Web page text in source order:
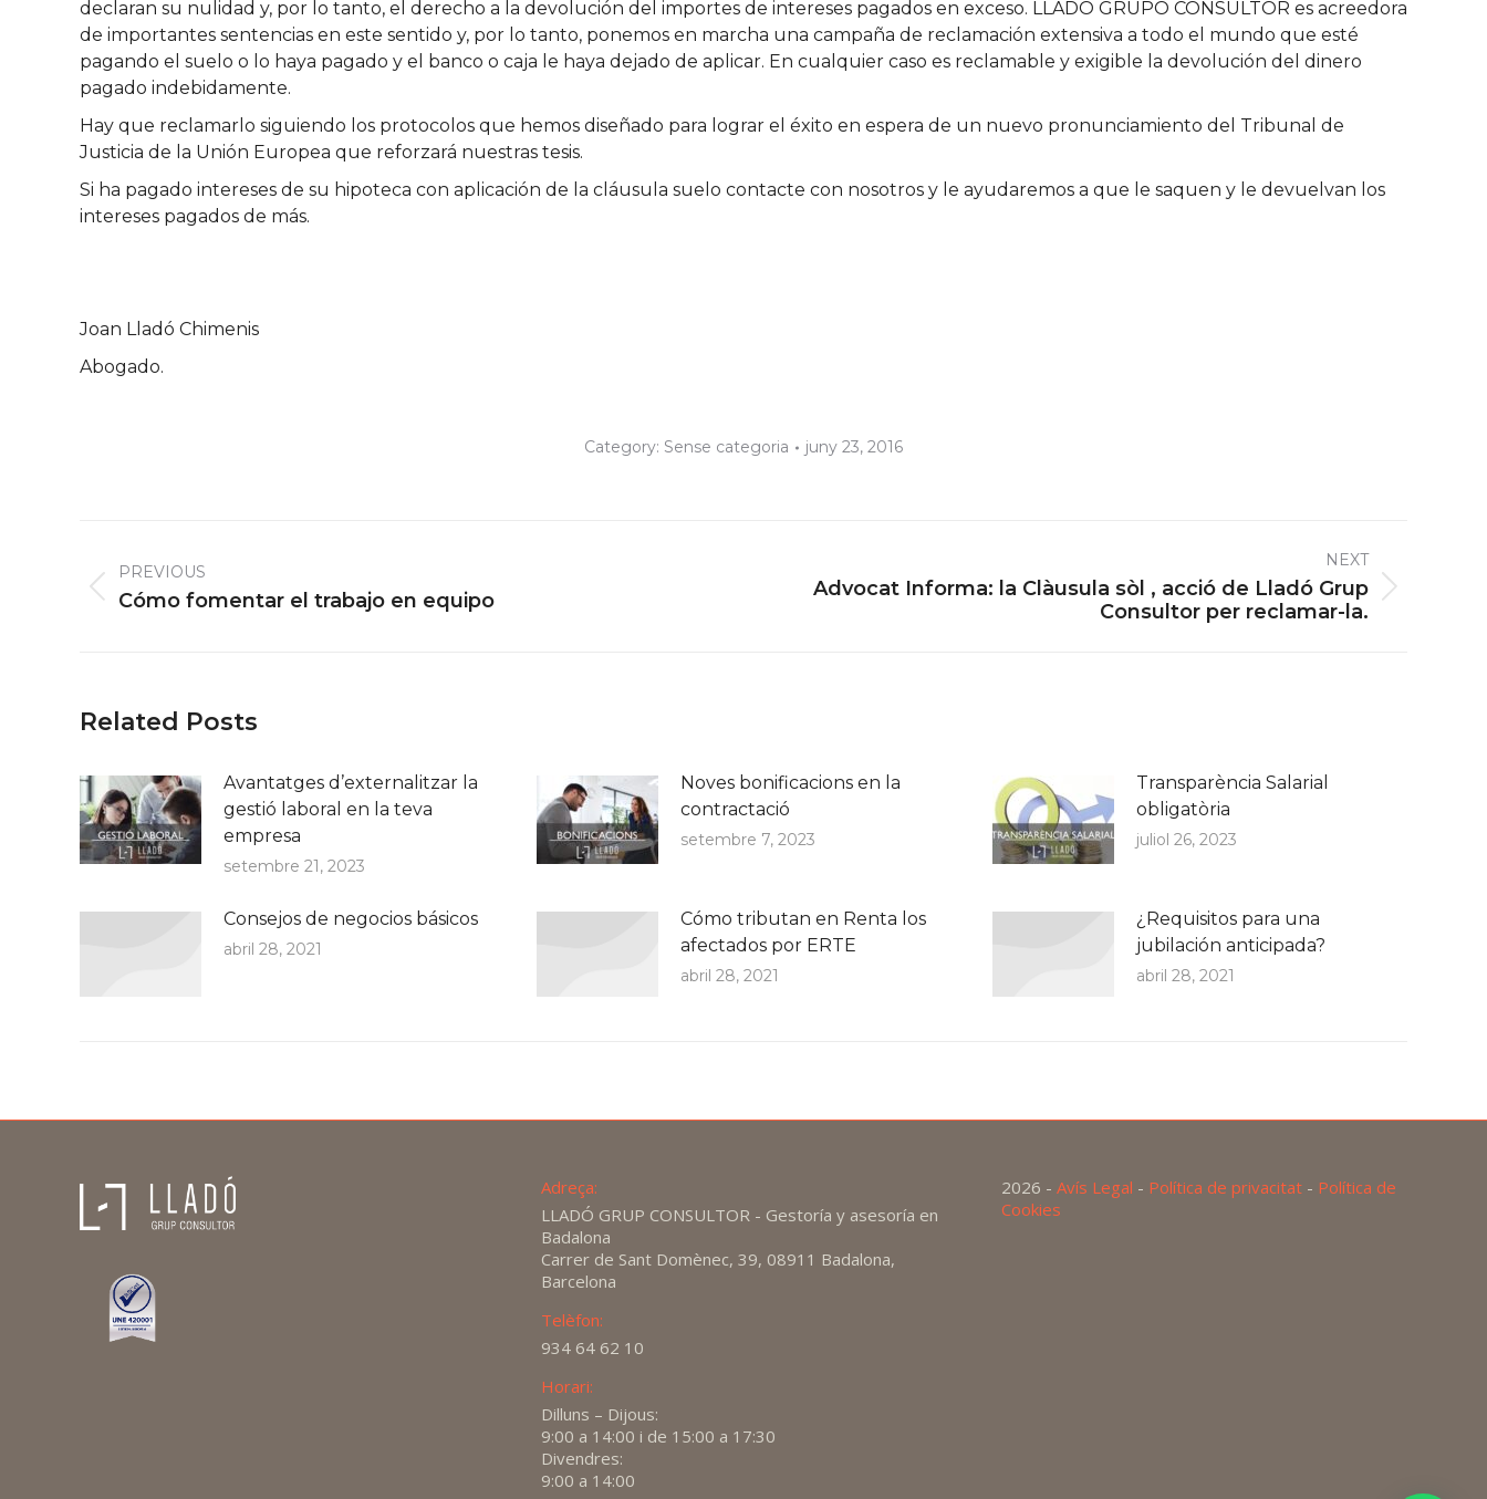
declaran su nulidad y, por lo tanto, el derecho a la devolución del importes de intereses pagados en exceso. LLADO GRUPO CONSULTOR es acreedora
de importantes sentencias en este sentido y, por lo tanto, ponemos en marcha una campaña de reclamación extensiva a todo el mundo que esté
pagando el suelo o lo haya pagado y el banco o caja le haya dejado de aplicar. En cualquier caso es reclamable y exigible la devolución del dinero
pagado indebidamente.
Hay que reclamarlo siguiendo los protocolos que hemos diseñado para lograr el éxito en espera de un nuevo pronunciamiento del Tribunal de
Justicia de la Unión Europea que reforzará nuestras tesis.
Si ha pagado intereses de su hipoteca con aplicación de la cláusula suelo contacte con nosotros y le ayudaremos a que le saquen y le devuelvan los
intereses pagados de más.
Joan Lladó Chimenis
Abogado.
Category: Sense categoria juny 23, 2016
navigation
PREVIOUS
Previous
Cómo fomentar el trabajo en equipo
NEXT
NextAdvocat Informa: la Clàusula sòl , acció de Lladó Grup
Consultor per reclamar-la.
Related Posts
Avantatges d’externalitzar la
gestió laboral en la teva
empresa
setembre 21, 2023
Noves bonificacions en la
contractació
setembre 7, 2023
Transparència Salarial
obligatòria
juliol 26, 2023
Consejos de negocios básicos
abril 28, 2021
Cómo tributan en Renta los
afectados por ERTE
abril 28, 2021
¿Requisitos para una
jubilación anticipada?
abril 28, 2021
Adreça:
LLADÓ GRUP CONSULTOR - Gestoría y asesoría en
Badalona
Carrer de Sant Domènec, 39, 08911 Badalona,
Barcelona
Telèfon:
934 64 62 10
Horari:
Dilluns – Dijous:
9:00 a 14:00 i de 15:00 a 17:30
Divendres:
9:00 a 14:00
2026 -Avís Legal - Política de privacitat - Política de
Cookies